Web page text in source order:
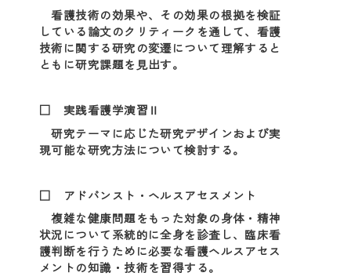
看護技術の効果や、その効果の根拠を検証
している論文のクリティークを通して、看護
技術に関する研究の変遷について理解すると
ともに研究課題を見出す。
□ 実践看護学演習Ⅱ
研究テーマに応じた研究デザインおよび実
現可能な研究方法について検討する。
□ アドバンスト・ヘルスアセスメント
複雑な健康問題をもった対象の身体・精神
状況について系統的に全身を診査し、臨床看
護判断を行うために必要な看護ヘルスアセス
メントの知識・技術を習得する。